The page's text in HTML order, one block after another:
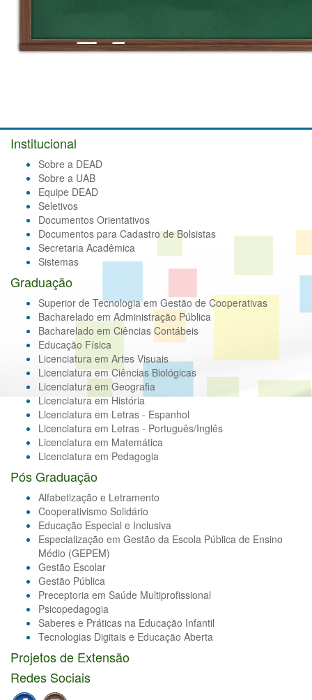
Institucional
Sobre a DEAD
Sobre a UAB
Equipe DEAD
Seletivos
Documentos Orientativos
Documentos para Cadastro de Bolsistas
Secretaria Acadêmica
Sistemas
Graduação
Superior de Tecnologia em Gestão de Cooperativas
Bacharelado em Administração Pública
Bacharelado em Ciências Contábeis
Educação Física
Licenciatura em Artes Visuais
Licenciatura em Ciências Biológicas
Licenciatura em Geografia
Licenciatura em História
Licenciatura em Letras - Espanhol
Licenciatura em Letras - Português/Inglês
Licenciatura em Matemática
Licenciatura em Pedagogia
Pós Graduação
Alfabetização e Letramento
Cooperativismo Solidário
Educação Especial e Inclusiva
Especialização em Gestão da Escola Pública de Ensino
Médio (GEPEM)
Gestão Escolar
Gestão Pública
Preceptoria em Saúde Multiprofissional
Psicopedagogia
Saberes e Práticas na Educação Infantil
Tecnologias Digitais e Educação Aberta
Projetos de Extensão
Redes Sociais